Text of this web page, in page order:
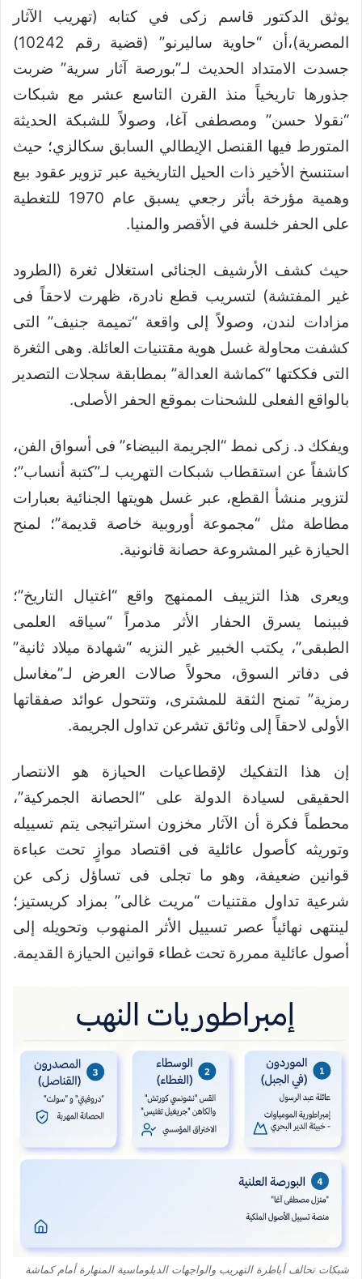
يوثق الدكتور قاسم زكى في كتابه (تهريب الآثار
المصرية)،أن “حاوية ساليرنو” (قضية رقم 10242)
جسدت الامتداد الحديث لـ”بورصة آثار سرية” ضربت
جذورها تاريخياً منذ القرن التاسع عشر مع شبكات
“نقولا حسن” ومصطفى آغا، وصولاً للشبكة الحديثة
المتورط فيها القنصل الإيطالي السابق سكالزي؛ حيث
استنسخ الأخير ذات الحيل التاريخية عبر تزوير عقود بيع
وهمية مؤرخة بأثر رجعي يسبق عام 1970 للتغطية
على الحفر خلسة في الأقصر والمنيا.
حيث كشف الأرشيف الجنائى استغلال ثغرة (الطرود
غير المفتشة) لتسريب قطع نادرة، ظهرت لاحقاً فى
مزادات لندن، وصولاً إلى واقعة “تميمة جنيف” التى
كشفت محاولة غسل هوية مقتنيات العائلة. وهى الثغرة
التى فككتها “كماشة العدالة” بمطابقة سجلات التصدير
بالواقع الفعلى للشحنات بموقع الحفر الأصلى.
ويفكك د. زكى نمط “الجريمة البيضاء” فى أسواق الفن،
كاشفاً عن استقطاب شبكات التهريب لـ”كتبة أنساب”؛
لتزوير منشأ القطع، عبر غسل هويتها الجنائية بعبارات
مطاطة مثل “مجموعة أوروبية خاصة قديمة”؛ لمنح
الحيازة غير المشروعة حصانة قانونية.
ويعرى هذا التزييف الممنهج واقع “اغتيال التاريخ”؛
فبينما يسرق الحفار الأثر مدمراً “سياقه العلمى
الطبقى”، يكتب الخبير غير النزيه “شهادة ميلاد ثانية”
فى دفاتر السوق، محولاً صالات العرض لـ”مغاسل
رمزية” تمنح الثقة للمشترى، وتتحول عوائد صفقاتها
الأولى لاحقاً إلى وثائق تشرعن تداول الجريمة.
إن هذا التفكيك لإقطاعيات الحيازة هو الانتصار
الحقيقى لسيادة الدولة على “الحصانة الجمركية”،
محطماً فكرة أن الآثار مخزون استراتيجى يتم تسييله
وتوريثه كأصول عائلية فى اقتصاد موازٍ تحت عباءة
قوانين ضعيفة، وهو ما تجلى فى تساؤل زكى عن
شرعية تداول مقتنيات “مريت غالى” بمزاد كريستيز؛
لينتهى نهائياً عصر تسييل الأثر المنهوب وتحويله إلى
أصول عائلية ممررة تحت غطاء قوانين الحيازة القديمة.
شبكات تحالف أباطرة التهريب والواجهات الدبلوماسية المنهارة أمام كماشة